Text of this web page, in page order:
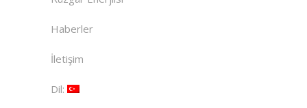
Haberler
İletişim
Dil: